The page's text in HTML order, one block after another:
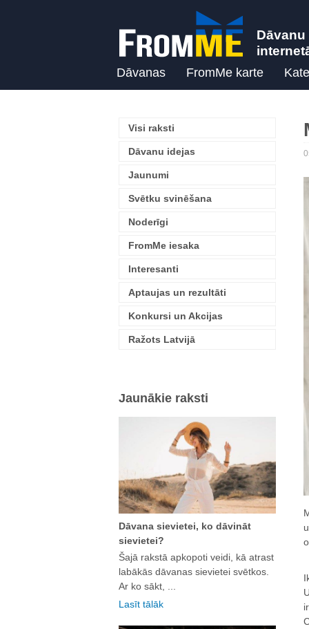
Dāvanas FromMe karte
Visi raksti
Dāvanu idejas
Jaunumi
Svētku svinēšana
Noderīgi
FromMe iesaka
Interesanti
Aptaujas un rezultāti
Konkursi un Akcijas
Ražots Latvijā
Jaunākie raksti
Dāvana sievietei, ko dāvināt
sievietei?
Šajā rakstā apkopoti veidi, kā atrast
labākās dāvanas sievietei svētkos.
Ar ko sākt, ...
Lasīt tālāk